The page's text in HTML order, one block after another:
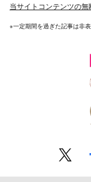
当サイトコンテンツの
※一定期間を過ぎた記事は非